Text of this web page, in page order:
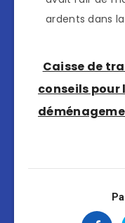
ardents dans
Caisse de
conseils pour